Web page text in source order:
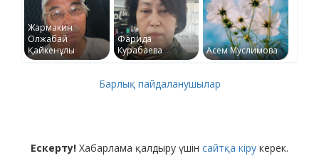
Жармакин
Олжабай
Қайкенұлы
Фарида
Курабаева
Асем Муслимова
Барлық пайдаланушылар
Ескерту! Хабарлама қалдыру үшін сайтқа кіру керек.